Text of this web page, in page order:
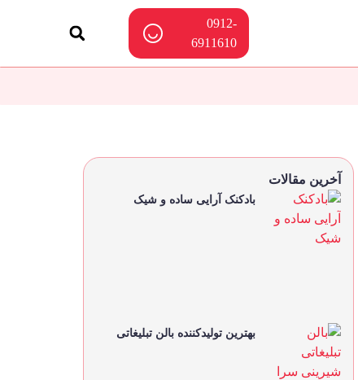
0912-
6911610
آخرین مقالات
بادکنک آرایی ساده و شیک
بهترین تولیدکننده بالن تبلیغاتی